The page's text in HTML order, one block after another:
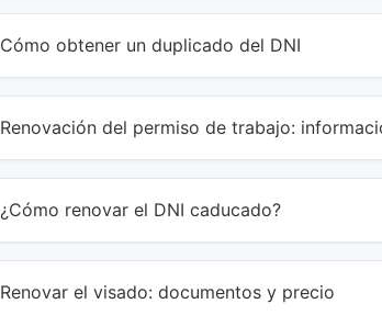
Cómo obtener un duplicado del DNI
Renovación del permiso de trabajo:
¿Cómo renovar el DNI caducado?
Renovar el visado: documentos y precio